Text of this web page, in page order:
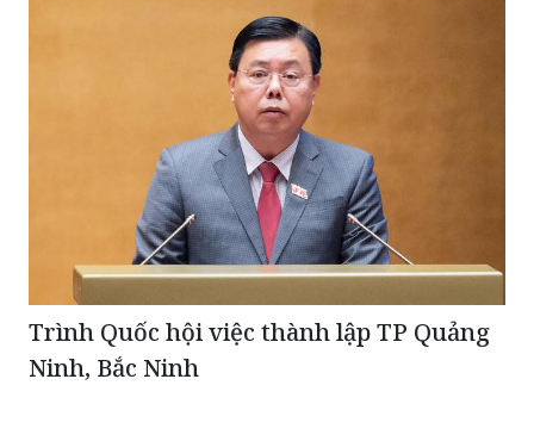
Trình Quốc hội việc thành lập TP Quảng
Ninh, Bắc Ninh